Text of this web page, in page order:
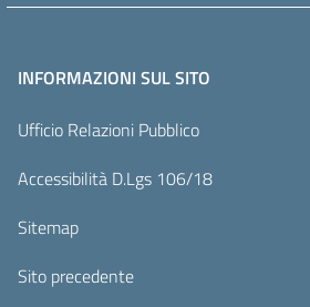
INFORMAZIONI SUL SITO
Ufficio Relazioni Pubblico
Accessibilità D.Lgs 106/18
Sitemap
Sito precedente